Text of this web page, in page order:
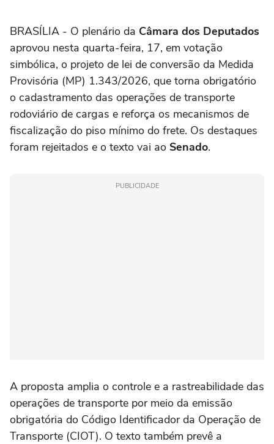
BRASÍLIA - O plenário da Câmara dos Deputados
aprovou nesta quarta-feira, 17, em votação
simbólica, o projeto de lei de conversão da Medida
Provisória (MP) 1.343/2026, que torna obrigatório
o cadastramento das operações de transporte
rodoviário de cargas e reforça os mecanismos de
fiscalização do piso mínimo do frete. Os destaques
foram rejeitados e o texto vai ao Senado.
PUBLICIDADE
A proposta amplia o controle e a rastreabilidade das
operações de transporte por meio da emissão
obrigatória do Código Identificador da Operação de
Transporte (CIOT). O texto também prevê a